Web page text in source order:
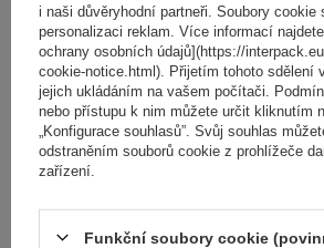
i naši důvěryhodní partneři. Soubory cookie
personalizaci reklam. Více informací
ochrany osobních údajů](https://
cookie-notice.html). Přijetím tohoto sdělení
jejich ukládáním na vašem počítači.
nebo přístupu k nim můžete určit kliknutím
„Konfigurace souhlasů”. Svůj souhlas
odstraněním souborů cookie z prohlížeče
zařízení.
Funkční soubory cookie